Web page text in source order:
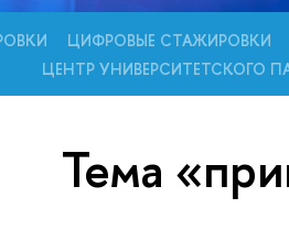
ЦИФРОВЫЕ СТАЖИРОВКИ
ЦЕНТР УНИВЕРСИТЕТСКОГО
Тема